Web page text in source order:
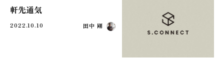
軒先通気
2022.10.10 田中 剛